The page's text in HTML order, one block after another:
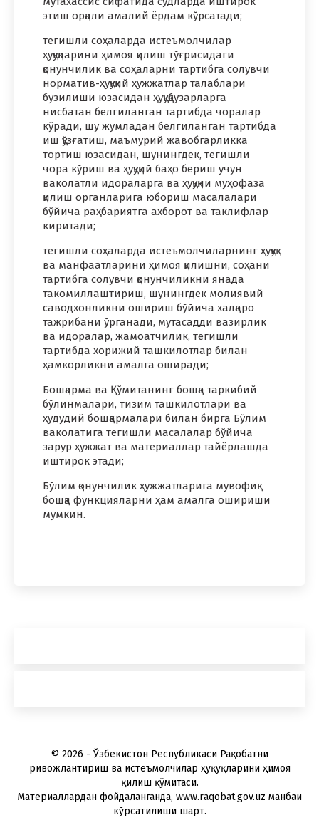
этиш орқали амалий ёрдам кўрсатади;
тегишли соҳаларда истеъмолчилар
ҳуқуқларини ҳимоя қилиш тўғрисидаги
қонунчилик ва соҳаларни тартибга солувчи
норматив-ҳуқуқий ҳужжатлар талаблари
бузилиши юзасидан ҳуқуқбузарларга
нисбатан белгиланган тартибда чоралар
кўради, шу жумладан белгиланган тартибда
иш қўзғатиш, маъмурий жавобгарликка
тортиш юзасидан, шунингдек, тегишли
чора кўриш ва ҳуқуқий баҳо бериш учун
ваколатли идораларга ва ҳуқуқни муҳофаза
қилиш органларига юбориш масалалари
бўйича раҳбариятга ахборот ва таклифлар
киритади;
тегишли соҳаларда истеъмолчиларнинг ҳуқуқ
ва манфаатларини ҳимоя қилишни, соҳани
тартибга солувчи қонунчиликни янада
такомиллаштириш, шунингдек молиявий
саводхонликни ошириш бўйича халқаро
тажрибани ўрганади, мутасадди вазирлик
ва идоралар, жамоатчилик, тегишли
тартибда хорижий ташкилотлар билан
ҳамкорликни амалга оширади;
Бошқарма ва Қўмитанинг бошқа таркибий
бўлинмалари, тизим ташкилотлари ва
ҳудудий бошқармалари билан бирга Бўлим
ваколатига тегишли масалалар бўйича
зарур ҳужжат ва материаллар тайёрлашда
иштирок этади;
Бўлим қонунчилик ҳужжатларига мувофиқ
бошқа функцияларни ҳам амалга ошириши
мумкин.
© 2026 - Ўзбекистон Республикаси Рақобатни
ривожлантириш ва истеъмолчилар ҳуқуқларини ҳимоя
қилиш қўмитаси.
Материаллардан фойдаланганда, www.raqobat.gov.uz манбаи
кўрсатилиши шарт.